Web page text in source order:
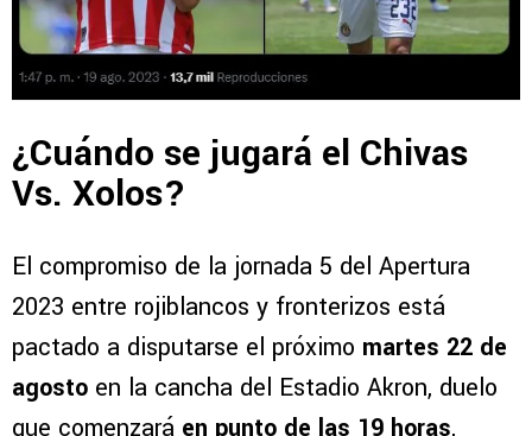
¿Cuándo se jugará el Chivas
Vs. Xolos?
El compromiso de la jornada 5 del Apertura
2023 entre rojiblancos y fronterizos está
pactado a disputarse el próximo martes 22 de
agosto en la cancha del Estadio Akron, duelo
que comenzará en punto de las 19 horas,